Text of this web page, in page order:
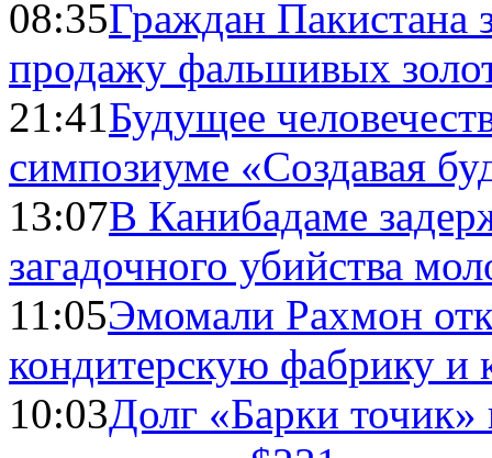
08:35Граждан Пакистана
продажу фальшивых
21:41Будущее
симпозиуме «Создавая
13:07В Канибадаме
загадочного убийства
11:05Эмомали Рахмон
кондитерскую фабрику и
10:03Долг «Барки